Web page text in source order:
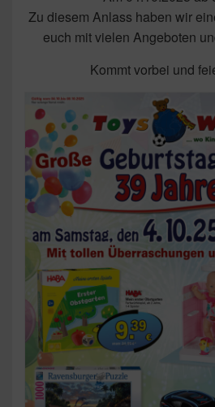
Zu diesem Anlass haben wir
euch mit vielen Angeboten
Kommt vorbei und